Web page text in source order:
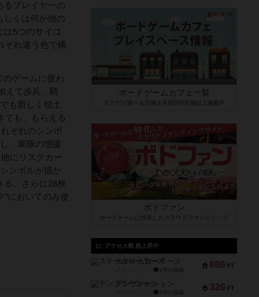
るプレイヤーの
しくは何か他の
5つのサイコ
ぞれ違う色で構
ゲームに使わ
えて歩兵、騎
も新しく領土
ても、もらえる
ぞれのシンボ
、軍隊の増援
にリスクカー
ンボルが描か
。さらに28枚
"においてのみ使
ボードゲームカフェ一覧
ボドゲが遊べる店舗を全国500店舗以上掲載中
ボドファン
ボードゲームに特化したクラウドファンディング
アクセス数 急上昇中
686 PT
スチームローラーズ
2件の投稿
326 PT
テンプテーション
2件の投稿